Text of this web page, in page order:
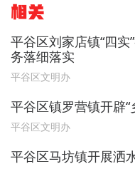
相关
平谷区刘家店镇“四
务落细落实
平谷区文明办
平谷区镇罗营镇开辟
平谷区文明办
平谷区马坊镇开展洒